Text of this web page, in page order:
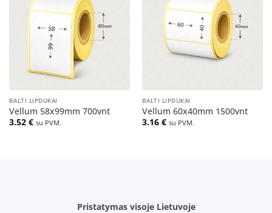
sąrašą
BALTI LIPDUKAI
Vellum 58x99mm 700vnt
3.52 € su PVM.
sąrašą
BALTI LIPDUKAI
Vellum 60x40mm 1500vnt
3.16 € su PVM.
Pristatymas visoje Lietuvoje